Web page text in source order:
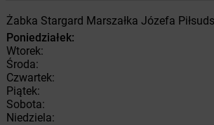
Żabka Stargard Marszałka Józefa
Poniedziałek:
Wtorek:
Środa:
Czwartek:
Piątek:
Sobota:
Niedziela: